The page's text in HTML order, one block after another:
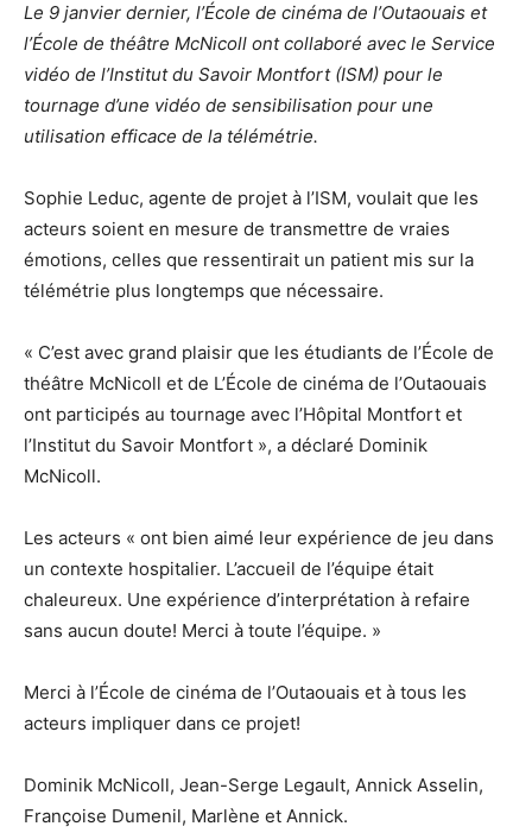
Le 9 janvier dernier, l’École de cinéma de l’Outaouais et
l’École de théâtre McNicoll ont collaboré avec le Service
vidéo de l’Institut du Savoir Montfort (ISM) pour le
tournage d’une vidéo de sensibilisation pour une
utilisation efficace de la télémétrie.
Sophie Leduc, agente de projet à l’ISM, voulait que les
acteurs soient en mesure de transmettre de vraies
émotions, celles que ressentirait un patient mis sur la
télémétrie plus longtemps que nécessaire.
« C’est avec grand plaisir que les étudiants de l’École de
théâtre McNicoll et de L’École de cinéma de l’Outaouais
ont participés au tournage avec l’Hôpital Montfort et
l’Institut du Savoir Montfort », a déclaré Dominik
McNicoll.
Les acteurs « ont bien aimé leur expérience de jeu dans
un contexte hospitalier. L’accueil de l’équipe était
chaleureux. Une expérience d’interprétation à refaire
sans aucun doute! Merci à toute l’équipe. »
Merci à l’École de cinéma de l’Outaouais et à tous les
acteurs impliquer dans ce projet!
Dominik McNicoll, Jean-Serge Legault, Annick Asselin,
Françoise Dumenil, Marlène et Annick.